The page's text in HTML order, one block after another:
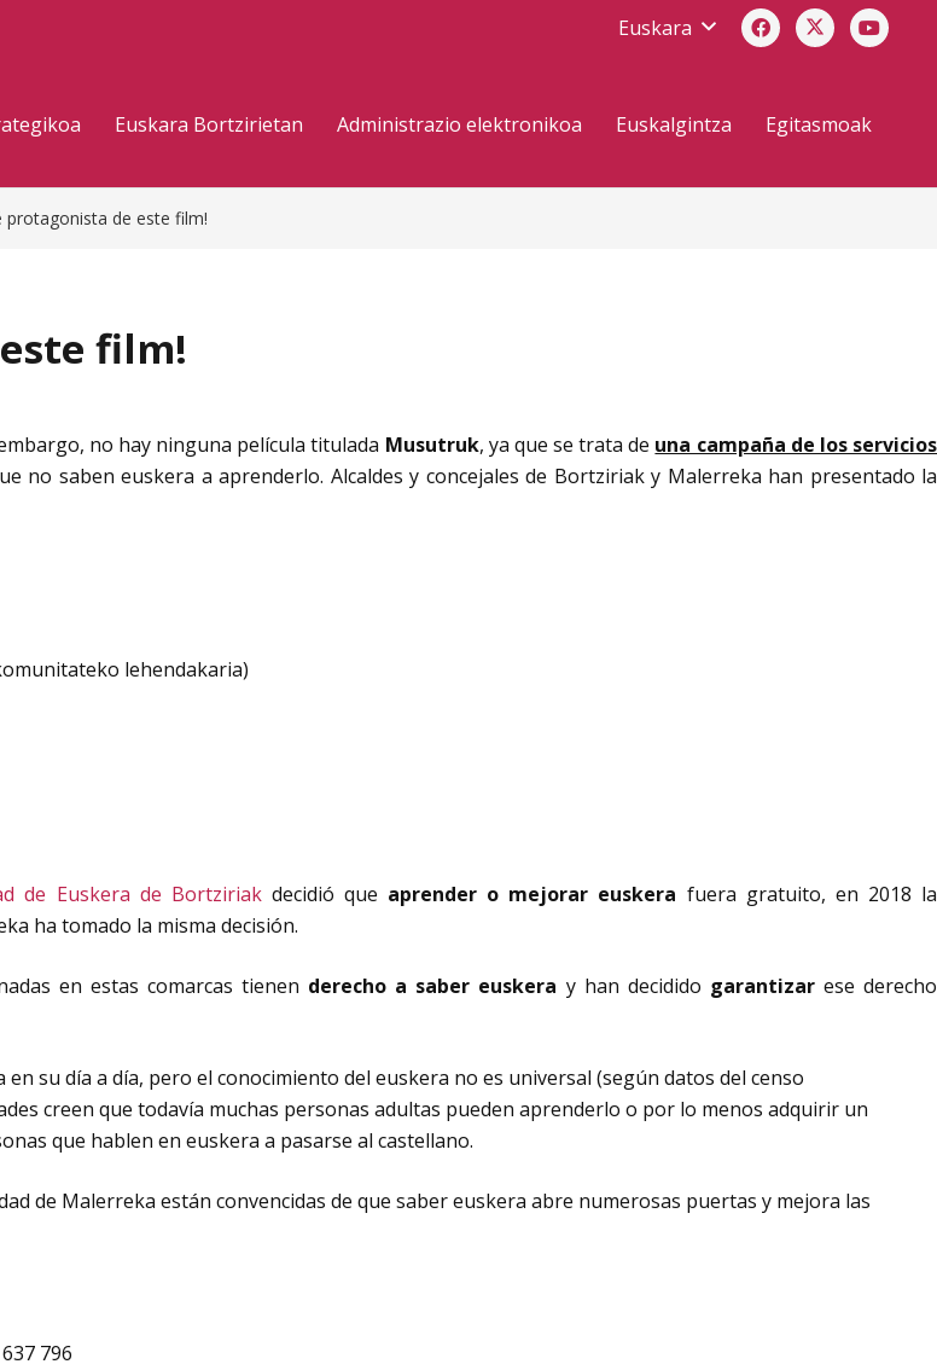
Euskara
Euskara Bortzirietan Administrazio elektronikoa Euskalgintza Egitasmoak
protagonista de este film!
film!
no hay ninguna película titulada Musutruk, ya que se trata de una campaña de los servicios
no saben euskera a aprenderlo. Alcaldes y concejales de Bortziriak y Malerreka han presentado la
lehendakaria)
de Euskera de Bortziriakdecidió que aprender o mejorar euskera fuera gratuito, en 2018 la
ha tomado la misma decisión.
en estas comarcas tienen derecho a saber euskera y han decidido garantizarese derecho
su día a día, pero el conocimiento del euskera no es universal (según datos del censo
creen que todavía muchas personas adultas pueden aprenderlo o por lo menos adquirir un
que hablen en euskera a pasarse al castellano.
de Malerreka están convencidas de que saber euskera abre numerosas puertas y mejora las
796